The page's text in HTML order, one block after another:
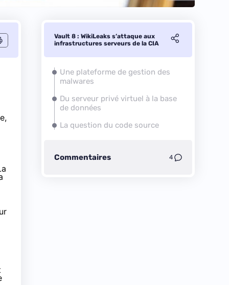
Vault 8 : WikiLeaks s’attaque aux
infrastructures serveurs de la CIA
Une plateforme de gestion des
malwares
Du serveur privé virtuel à la base
de données
La question du code source
Commentaires 4